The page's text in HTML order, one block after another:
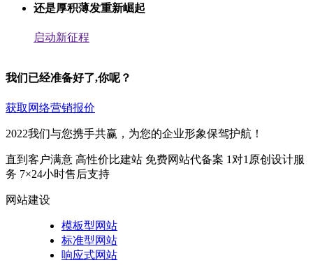
还是厚积薄发重新崛起
启动新征程
我们已经准备好了,你呢？
获取网络营销报价
2022我们与您携手共赢，为您的企业形象保驾护航！
直到客户满意 高性价比建站 免费网站代备案 1对1原创设计服
务 7×24小时售后支持
网站建设
模板型网站
标准型网站
响应式网站